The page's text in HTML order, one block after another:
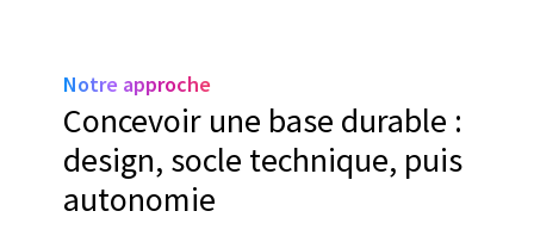
Notre approche
Concevoir une base durable :
design, socle technique, puis
autonomie